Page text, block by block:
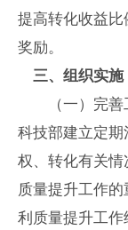
提高转化收益比
奖励。
三、组织实施
（一）完善工
科技部建立定
权、转化有关情
质量提升工作
利质量提升工